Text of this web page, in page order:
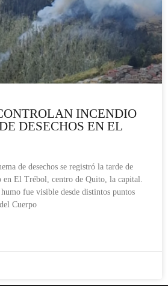
INCENDIO
DESECHOS EN EL
de desechos se registró la tarde de
en El Trébol, centro de Quito, la capital.
fue visible desde distintos puntos
Cuerpo